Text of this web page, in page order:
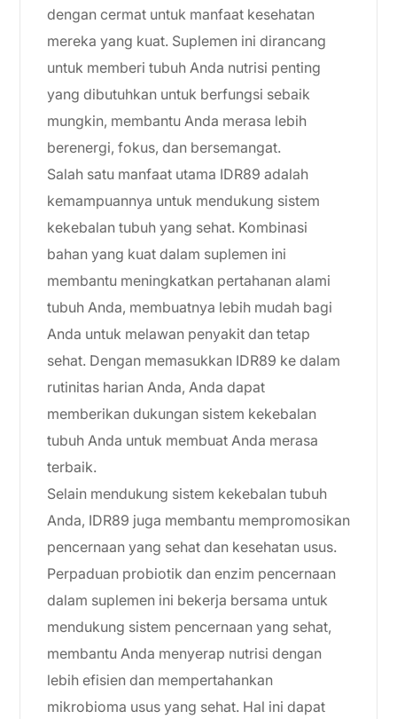
dengan cermat untuk manfaat kesehatan
mereka yang kuat. Suplemen ini dirancang
untuk memberi tubuh Anda nutrisi penting
yang dibutuhkan untuk berfungsi sebaik
mungkin, membantu Anda merasa lebih
berenergi, fokus, dan bersemangat.
Salah satu manfaat utama IDR89 adalah
kemampuannya untuk mendukung sistem
kekebalan tubuh yang sehat. Kombinasi
bahan yang kuat dalam suplemen ini
membantu meningkatkan pertahanan alami
tubuh Anda, membuatnya lebih mudah bagi
Anda untuk melawan penyakit dan tetap
sehat. Dengan memasukkan IDR89 ke dalam
rutinitas harian Anda, Anda dapat
memberikan dukungan sistem kekebalan
tubuh Anda untuk membuat Anda merasa
terbaik.
Selain mendukung sistem kekebalan tubuh
Anda, IDR89 juga membantu mempromosikan
pencernaan yang sehat dan kesehatan usus.
Perpaduan probiotik dan enzim pencernaan
dalam suplemen ini bekerja bersama untuk
mendukung sistem pencernaan yang sehat,
membantu Anda menyerap nutrisi dengan
lebih efisien dan mempertahankan
mikrobioma usus yang sehat. Hal ini dapat